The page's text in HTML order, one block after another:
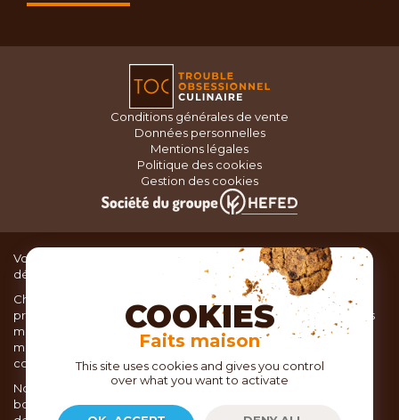
Conditions générales de vente
Données personnelles
Mentions légales
Politique des cookies
Gestion des cookies
Vous recherchez du matériel de cuisine pour concocter de
délicieux plats ou des pâtisseries dignes d’un grand chef ?
Chez TOC, boutique d’ustensiles de cuisine, nous vous
proposons une large sélection de produits issus des meilleures
marques de matériel de cuisine: Ustensiles de pâtisserie,
matériel de cuisson, service de table, ustensiles de cuisine,
coutellerie, set picnic.
Nous vous réservons un accueil chaleureux au sein de nos 21
boutiques, mais vous trouverez également tout votre matériel
COOKIES
Faits maison
This site uses cookies and gives you control
over what you want to activate